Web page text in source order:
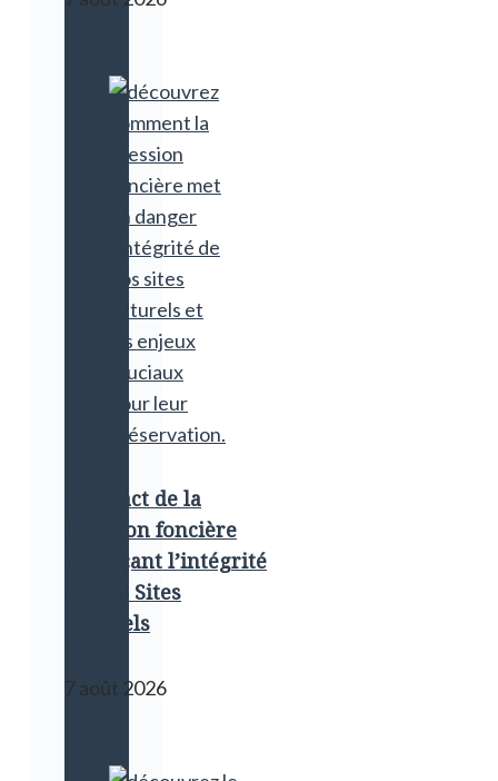
L’impact de la
pression foncière
menaçant l’intégrité
de nos Sites
Naturels
7 août 2026